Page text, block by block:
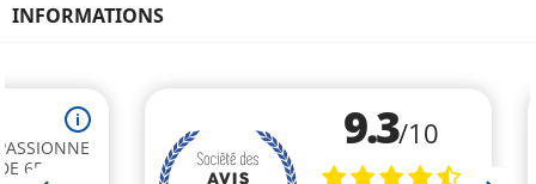
INFORMATIONS